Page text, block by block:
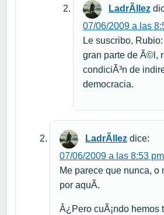
LadrÃ­llez
07/06/2009 a las
Le suscribo,
gran parte de Ã©l,
condiciÃ³n de
democracia.
LadrÃ­llez dice:
07/06/2009 a las 8:53 pm
Me parece que nunca, o
por aquÃ­.
Â¿Pero cuÃ¡ndo hemos